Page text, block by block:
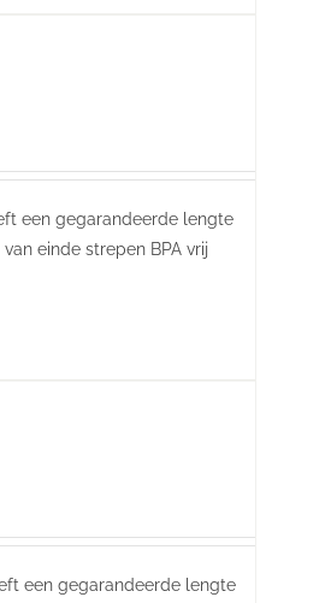
een gegarandeerde lengte
einde strepen BPA vrij
een gegarandeerde lengte